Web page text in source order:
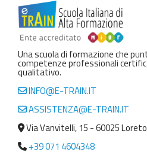
Una scuola di formazione che
competenze professionali
qualitativo.
INFO@E-TRAIN.IT
ASSISTENZA@E-TRAIN.IT
Via Vanvitelli, 15 - 60025 Loreto
+39 071 4604348